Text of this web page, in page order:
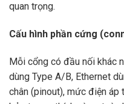
quan trọng.
Cấu hình phần cứng
Mỗi cổng có đầu nối khác
dùng Type A/B, Ethernet
chân (pinout), mức điện